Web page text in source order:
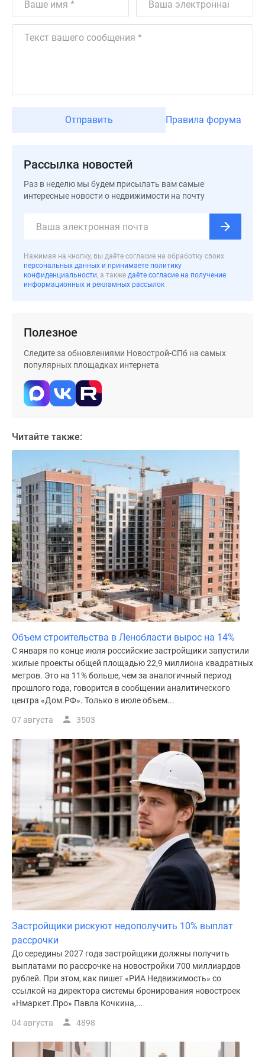
скидками
коттеджи
Коттеджные
Петербурге
Коттеджные
поселки
коттеджные
поселки
Строящиеся
коттеджные
поселки
Коттеджные
поселки
водоема
Коттеджные
поселки
ипотеку
Бизнес-
центры
Коттеджи
Траншевая
ипотека
Скидки
акции
Рассрочка
Отправить Правила форума
Рассылка новостей
Раз в неделю мы будем присылать вам самые
интересные новости о недвижимости на почту
Нажимая на кнопку, вы даёте согласие на обработку своих
персональных данных и принимаете политику
конфиденциальности, а также даёте согласие на получение
информационных и рекламных рассылок
Полезное
Следите за обновлениями Новострой-СПб на самых
популярных площадках интернета
Читайте также:
Объем строительства в Ленобласти вырос на 14%
С января по конце июля российские застройщики запустили
жилые проекты общей площадью 22,9 миллиона квадратных
метров. Это на 11% больше, чем за аналогичный период
прошлого года, говорится в сообщении аналитического
центра «Дом.РФ». Только в июле объем...
07 августа 3503
Застройщики рискуют недополучить 10% выплат
рассрочки
До середины 2027 года застройщики должны получить
выплатами по рассрочке на новостройки 700 миллиардов
рублей. При этом, как пишет «РИА Недвижимость» со
ссылкой на директора системы бронирования новостроек
«Нмаркет.Про» Павла Кочкина,...
04 августа 4898